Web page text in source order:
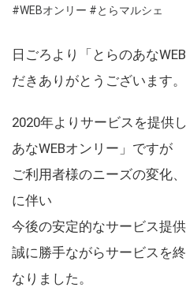
#WEBオンリー #とらマルシェ
日ごろより「とらのあな
だきありがとうございます。
2020年よりサービスを提供
あなWEBオンリー」ですが
ご利用者様のニーズの変化
に伴い
今後の安定的なサービス提
誠に勝手ながらサービスを
なりました。